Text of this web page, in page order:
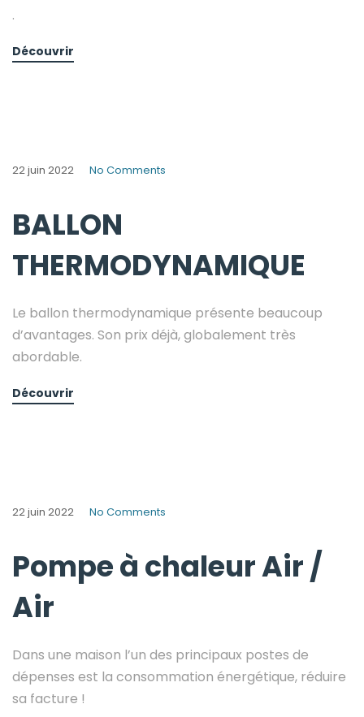
.
Découvrir
22 juin 2022 No Comments
BALLON
THERMODYNAMIQUE
Le ballon thermodynamique présente beaucoup
d’avantages. Son prix déjà, globalement très
abordable.
Découvrir
22 juin 2022 No Comments
Pompe à chaleur Air /
Air
Dans une maison l’un des principaux postes de
dépenses est la consommation énergétique, réduire
sa facture !